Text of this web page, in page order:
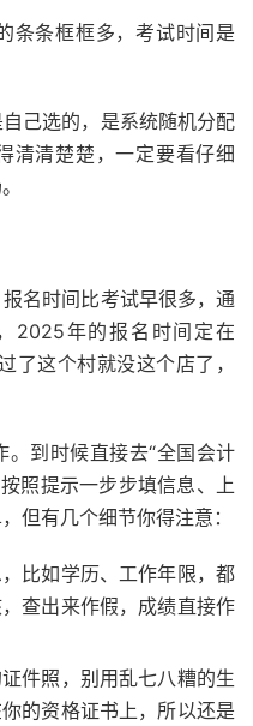
条条框框多，考试时间是
己选的，是系统随机分配
清清楚楚，一定要看仔细
名时间比考试早很多，通
2025年的报名时间定在
这个村就没这个店了，
到时候直接去“全国会计
照提示一步步填信息、上
但有几个细节你得注意：
比如学历、工作年限，都
查出来作假，成绩直接作
件照，别用乱七八糟的生
的资格证书上，所以还是